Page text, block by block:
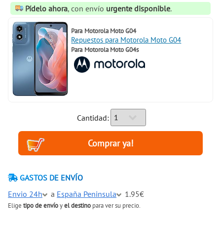
Pídelo ahora, con envío urgente disponible.
Para Motorola Moto G04
Repuestos para Motorola Moto G04
Para Motorola Moto G04s
Cantidad:
GASTOS DE ENVÍO
Envio 24h
a España Peninsula 1.95€
Elige tipo de envíoyel destino para ver su precio.